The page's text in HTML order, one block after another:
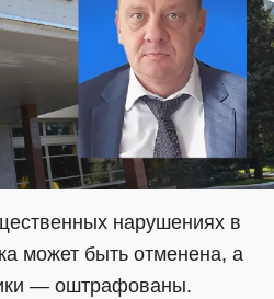
нарушениях в
может быть отменена, а
— оштрафованы.